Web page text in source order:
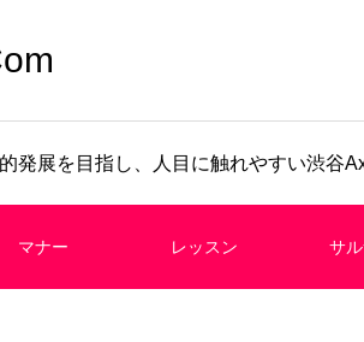
発展を目指し、人目に触れやすい渋谷
マナー レッスン サ